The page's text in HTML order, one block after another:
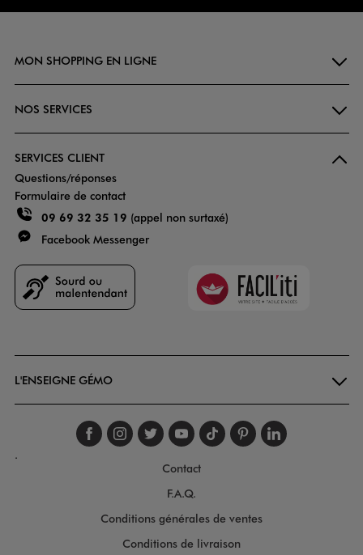
MON SHOPPING EN LIGNE
NOS SERVICES
SERVICES CLIENT
Questions/réponses
Formulaire de contact
09 69 32 35 19 (appel non surtaxé)
Facebook Messenger
Faciliti
L'ENSEIGNE GÉMO
Suivez-nous sur
Suivez-nous sur
Suivez-nous sur
Suivez-nous
Suivez-nous
Suivez-
.
Contact
F.A.Q.
Conditions générales de ventes
Conditions de livraison